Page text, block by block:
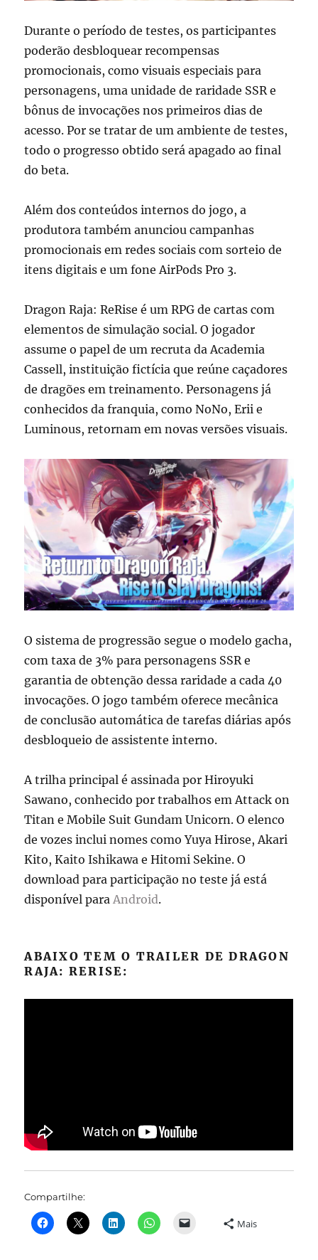
Durante o período de testes, os participantes
poderão desbloquear recompensas
promocionais, como visuais especiais para
personagens, uma unidade de raridade SSR e
bônus de invocações nos primeiros dias de
acesso. Por se tratar de um ambiente de testes,
todo o progresso obtido será apagado ao final
do beta.
Além dos conteúdos internos do jogo, a
produtora também anunciou campanhas
promocionais em redes sociais com sorteio de
itens digitais e um fone AirPods Pro 3.
Dragon Raja: ReRise é um RPG de cartas com
elementos de simulação social. O jogador
assume o papel de um recruta da Academia
Cassell, instituição fictícia que reúne caçadores
de dragões em treinamento. Personagens já
conhecidos da franquia, como NoNo, Erii e
Luminous, retornam em novas versões visuais.
O sistema de progressão segue o modelo gacha,
com taxa de 3% para personagens SSR e
garantia de obtenção dessa raridade a cada 40
invocações. O jogo também oferece mecânica
de conclusão automática de tarefas diárias após
desbloqueio de assistente interno.
A trilha principal é assinada por Hiroyuki
Sawano, conhecido por trabalhos em Attack on
Titan e Mobile Suit Gundam Unicorn. O elenco
de vozes inclui nomes como Yuya Hirose, Akari
Kito, Kaito Ishikawa e Hitomi Sekine. O
download para participação no teste já está
disponível para Android.
ABAIXO TEM O TRAILER DE DRAGON
RAJA: RERISE:
Compartilhe:
Mais